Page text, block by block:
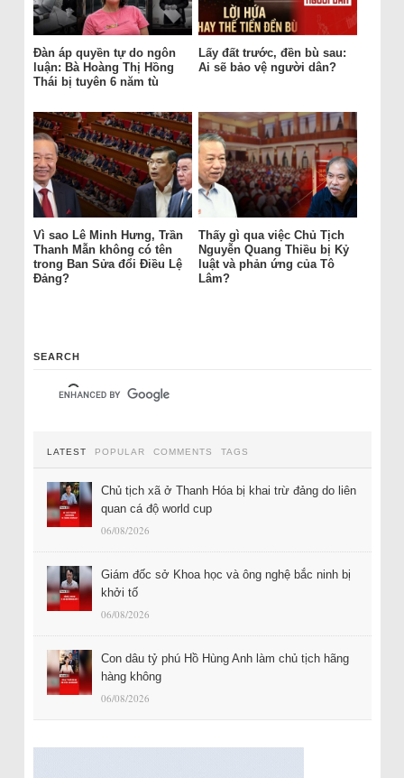
Đàn áp quyền tự do ngôn
luận: Bà Hoàng Thị Hồng
Thái bị tuyên 6 năm tù
Lấy đất trước, đền bù sau:
Ai sẽ bảo vệ người dân?
Vì sao Lê Minh Hưng, Trần
Thanh Mẫn không có tên
trong Ban Sửa đổi Điều Lệ
Đảng?
Thấy gì qua việc Chủ Tịch
Nguyễn Quang Thiều bị Kỷ
luật và phản ứng của Tô
Lâm?
SEARCH
LATEST POPULAR COMMENTS TAGS
Chủ tịch xã ở Thanh Hóa bị khai trừ đảng do liên
quan cá độ world cup
06/08/2026
Giám đốc sở Khoa học và ông nghệ bắc ninh bị
khởi tố
06/08/2026
Con dâu tỷ phú Hồ Hùng Anh làm chủ tịch hãng
hàng không
06/08/2026